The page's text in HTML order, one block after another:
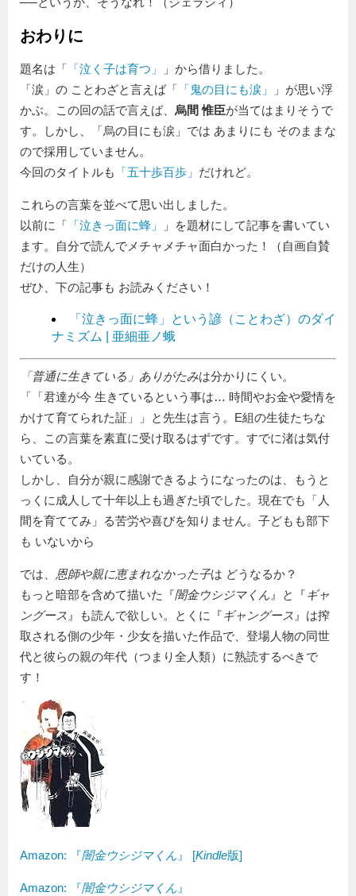
おわりに
題名は「 泣く子は育つ
」から借りました。
「涙」の ことわざと言えば「
鬼の目にも涙
」が思い浮
かぶ。この回の話で言えば、 烏間 惟臣が当てはまりそうで
す。しかし、「烏の目にも涙」では あまりにも そのままな
ので採用していません。
今回のタイトルも
五十歩百歩 だけれど。
これらの言葉を並べて思い出しました。
以前に「
泣きっ面に蜂
」を題材にして記事を書いてい
ます。自分で読んでメチャメチャ面白かった！（自画自賛
だけの人生）
ぜひ、下の記事も お読みください！
「泣きっ面に蜂」という諺（ことわざ）のダイ
ナミズム | 亜細亜ノ蛾
「普通に生きている」ありがたみは分かりにくい。
「
君達が今 生きているという事は… 時間やお金や愛情を
かけて育てられた証
」と先生は言う。E組の生徒たちな
ら、この言葉を素直に受け取るはずです。すでに渚は気付
いている。
しかし、自分が親に感謝できるようになったのは、もうと
っくに成人して十年以上も過ぎた頃でした。現在でも
人
間を育ててみ
る苦労や喜びを知りません。子どもも部下
も いないから
では、 恩師や親に恵まれなかった子は どうなるか？
もっと暗部を含めて描いた『闇金ウシジマくん 』と『ギャ
ングース 』も読んで欲しい。とくに『ギャングース 』は搾
取される側の少年・少女を描いた作品で、登場人物の同世
代と彼らの親の年代（つまり全人類）に熟読するべきで
す！
Amazon: 『闇金ウシジマくん 』 [Kindle版]
Amazon: 『闇金ウシジマくん 』